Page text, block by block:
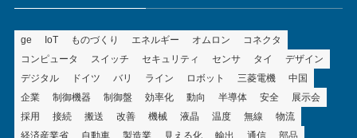
ge IoT ものづくり エネルギー オムロン
コネクタ
コンピュータ
スイッチ セキュリティ センサ タイ
デザイン
デジタル
ドイツ バリ ライン ロボット 三菱電機
中国
企業
制御機器 制御盤 効率化 動向 半導体 安全
展示会
採用
接続 搬送 改善 機械 液晶 温度 無線
物流
経済産業省
自動車 製造業 見える化 輸出 通信 部品